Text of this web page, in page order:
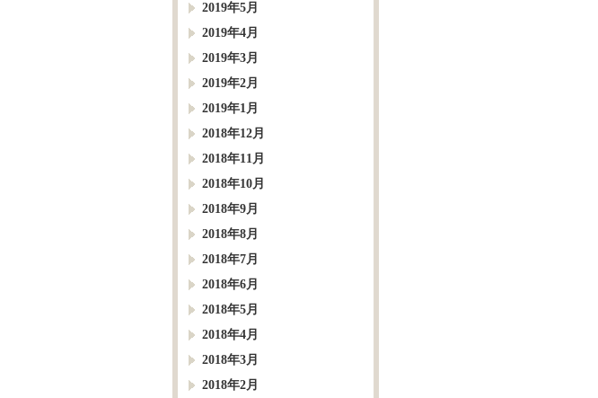
2019年5月
2019年4月
2019年3月
2019年2月
2019年1月
2018年12月
2018年11月
2018年10月
2018年9月
2018年8月
2018年7月
2018年6月
2018年5月
2018年4月
2018年3月
2018年2月